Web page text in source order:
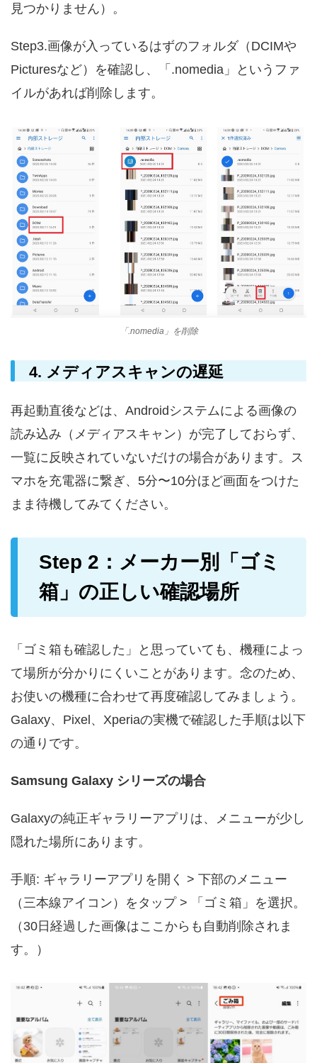
見つかりません）。
Step3.画像が入っているはずのフォルダ（DCIMや
Picturesなど）を確認し、「.nomedia」というファ
イルがあれば削除します。
「.nomedia」を削除
4. メディアスキャンの遅延
再起動直後などは、Androidシステムによる画像の
読み込み（メディアスキャン）が完了しておらず、
一覧に反映されていないだけの場合があります。ス
マホを充電器に繋ぎ、5分〜10分ほど画面をつけた
まま待機してみてください。
Step 2：メーカー別「ゴミ
箱」の正しい確認場所
「ゴミ箱も確認した」と思っていても、機種によっ
て場所が分かりにくいことがあります。念のため、
お使いの機種に合わせて再度確認してみましょう。
Galaxy、Pixel、Xperiaの実機で確認した手順は以下
の通りです。
Samsung Galaxy シリーズの場合
Galaxyの純正ギャラリーアプリは、メニューが少し
隠れた場所にあります。
手順: ギャラリーアプリを開く > 下部のメニュー
（三本線アイコン）をタップ > 「ゴミ箱」を選択。
（30日経過した画像はここからも自動削除されま
す。）